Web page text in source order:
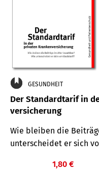
GESUNDHEIT
Der Standard­tarif in
versicherung
Wie bleiben die
unterscheidet er sich
1,80 €